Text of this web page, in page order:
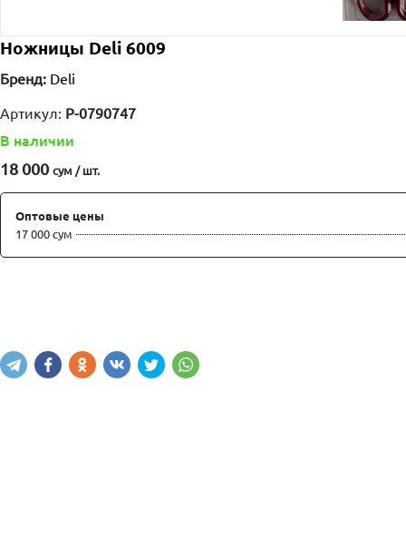
Ножницы Deli 6009
Бренд: Deli
Артикул: P-0790747
В наличии
18 000 сум / шт.
Оптовые цены
17 000 сум